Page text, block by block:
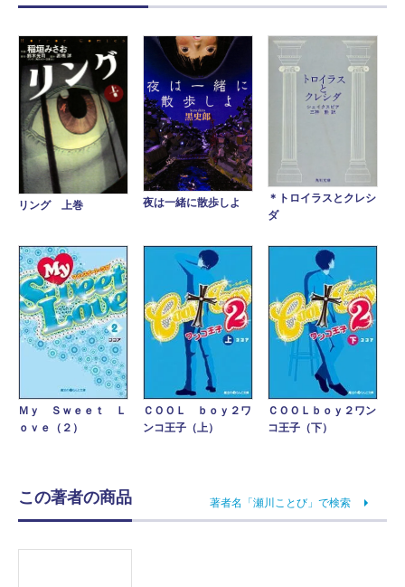
リング 上巻 夜は一緒に散歩しよ
＊トロイラスとクレシ
ダ
Ｍｙ Ｓｗｅｅｔ Ｌ
ｏｖｅ（２）
ＣＯＯＬ ｂｏｙ２ワ
ンコ王子（上）
ＣＯＯＬｂｏｙ２ワン
コ王子（下）
この著者の商品 著者名「瀬川ことび」で検索